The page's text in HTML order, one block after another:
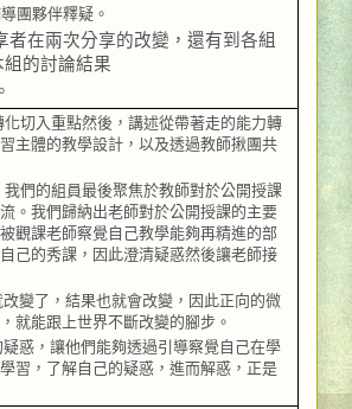
團夥伴釋疑。
者在兩次分享的改變，還有到各組
的討論結果
化切入重點然後，講述從帶著走的能力轉
主體的教學設計，以及透過教師揪團共
們的組員最後聚焦於教師對於公開授課
。我們歸納出老師對於公開授課的主要
觀課老師察覺自己教學能夠再精進的部
己的秀課，因此澄清疑惑然後讓老師接
變了，結果也就會改變，因此正向的微
就能跟上世界不斷改變的腳步。
惑，讓他們能夠透過引導察覺自己在學
習，了解自己的疑惑，進而解惑，正是